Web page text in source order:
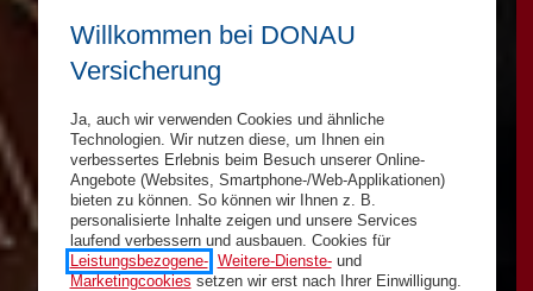
Willkommen bei DONAU
Versicherung
Ja, auch wir verwenden Cookies und ähnliche
Technologien. Wir nutzen diese, um Ihnen ein
verbessertes Erlebnis beim Besuch unserer Online-
Angebote (Websites, Smartphone-/Web-Applikationen)
bieten zu können. So können wir Ihnen z. B.
personalisierte Inhalte zeigen und unsere Services
laufend verbessern und ausbauen. Cookies für
Leistungsbezogene-, Weitere-Dienste-und
Marketingcookies setzen wir erst nach Ihrer Einwilligung.